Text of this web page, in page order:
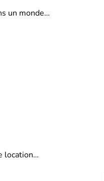
un monde…
location…